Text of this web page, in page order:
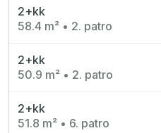
2+kk
58.4 m² • 2. patro
2+kk
50.9 m² • 2. patro
2+kk
51.8 m² • 6. patro